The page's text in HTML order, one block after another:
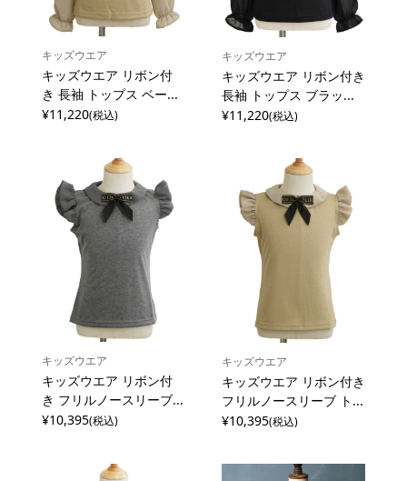
キッズウエア
キッズウエア リボン付
き 長袖 トップス ベー...
¥11,220(税込)
キッズウエア
キッズウエア リボン付き
長袖 トップス ブラッ...
¥11,220(税込)
キッズウエア
キッズウエア リボン付
き フリルノースリーブ...
¥10,395(税込)
キッズウエア
キッズウエア リボン付き
フリルノースリーブ ト...
¥10,395(税込)